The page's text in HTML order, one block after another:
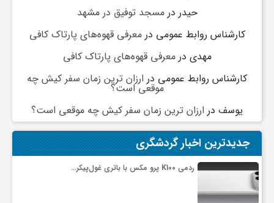
س
حیدر درمسجد توفیق در مشهد
کارشناس روابط عمومی درمعرفی قهوه‌های پارتاک کافی
مهدی درمعرفی قهوه‌های پارتاک کافی
کارشناس روابط عمومی در ارزان ترین زمان سفر کیش چه
موقعی است؟
یوسف در ارزان ترین زمان سفر کیش چه موقعی است؟
جدیدترین اخبار گردشگری
ردمی K100 پرو مکس با باتری غول‌پیکر…